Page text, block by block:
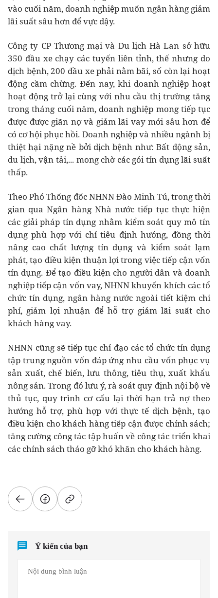
vào cuối năm, doanh nghiệp muốn ngân hàng giảm
lãi suất sâu hơn để vực dậy.
Công ty CP Thương mại và Du lịch Hà Lan sở hữu
350 đầu xe chạy các tuyến liên tỉnh, thế nhưng do
dịch bệnh, 200 đầu xe phải nằm bãi, số còn lại hoạt
động cầm chừng. Đến nay, khi doanh nghiệp hoạt
hoạt động trở lại cùng với nhu cầu thị trường tăng
trong tháng cuối năm, doanh nghiệp mong tiếp tục
được được giãn nợ và giảm lãi vay mới sâu hơn để
có cơ hội phục hồi. Doanh nghiệp và nhiều ngành bị
thiệt hại nặng nề bởi dịch bệnh như: Bất động sản,
du lịch, vận tải,... mong chờ các gói tín dụng lãi suất
thấp.
Theo Phó Thống đốc NHNN Đào Minh Tú, trong thời
gian qua Ngân hàng Nhà nước tiếp tục thực hiện
các giải pháp tín dụng nhằm kiểm soát quy mô tín
dụng phù hợp với chỉ tiêu định hướng, đồng thời
nâng cao chất lượng tín dụng và kiểm soát lạm
phát, tạo điều kiện thuận lợi trong việc tiếp cận vốn
tín dụng. Để tạo điều kiện cho người dân và doanh
nghiệp tiếp cận vốn vay, NHNN khuyến khích các tổ
chức tín dụng, ngân hàng nước ngoài tiết kiệm chi
phí, giảm lợi nhuận để hỗ trợ giảm lãi suất cho
khách hàng vay.
NHNN cũng sẽ tiếp tục chỉ đạo các tổ chức tín dụng
tập trung nguồn vốn đáp ứng nhu cầu vốn phục vụ
sản xuất, chế biến, lưu thông, tiêu thụ, xuất khẩu
nông sản. Trong đó lưu ý, rà soát quy định nội bộ về
thủ tục, quy trình cơ cấu lại thời hạn trả nợ theo
hướng hỗ trợ, phù hợp với thực tế dịch bệnh, tạo
điều kiện cho khách hàng tiếp cận được chính sách;
tăng cường công tác tập huấn về công tác triển khai
các chính sách tháo gỡ khó khăn cho khách hàng.
Ý kiến của bạn